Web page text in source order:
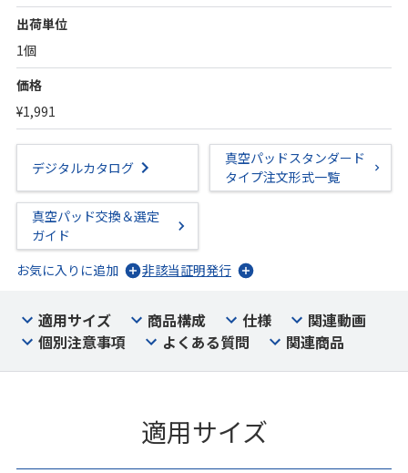
出荷単位
1個
価格
¥1,991
デジタルカタログ
真空パッドスタンダード
タイプ注文形式一覧
真空パッド交換＆選定
ガイド
お気に入りに追加
非該当証明発行
適用サイズ 商品構成 仕様
関連動画
個別注意事項
よくある質問 関連商品
適用サイズ